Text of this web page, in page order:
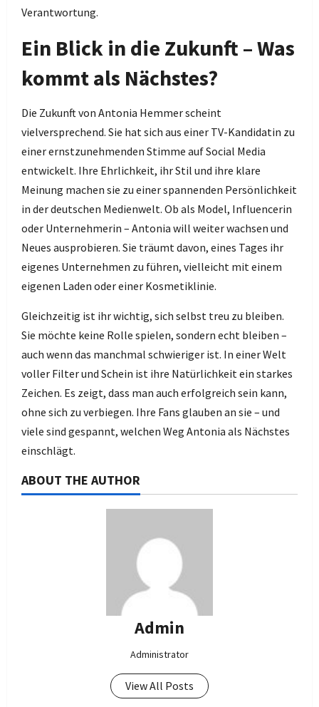
Verantwortung.
Ein Blick in die Zukunft – Was
kommt als Nächstes?
Die Zukunft von Antonia Hemmer scheint
vielversprechend. Sie hat sich aus einer TV-Kandidatin zu
einer ernstzunehmenden Stimme auf Social Media
entwickelt. Ihre Ehrlichkeit, ihr Stil und ihre klare
Meinung machen sie zu einer spannenden Persönlichkeit
in der deutschen Medienwelt. Ob als Model, Influencerin
oder Unternehmerin – Antonia will weiter wachsen und
Neues ausprobieren. Sie träumt davon, eines Tages ihr
eigenes Unternehmen zu führen, vielleicht mit einem
eigenen Laden oder einer Kosmetiklinie.
Gleichzeitig ist ihr wichtig, sich selbst treu zu bleiben.
Sie möchte keine Rolle spielen, sondern echt bleiben –
auch wenn das manchmal schwieriger ist. In einer Welt
voller Filter und Schein ist ihre Natürlichkeit ein starkes
Zeichen. Es zeigt, dass man auch erfolgreich sein kann,
ohne sich zu verbiegen. Ihre Fans glauben an sie – und
viele sind gespannt, welchen Weg Antonia als Nächstes
einschlägt.
ABOUT THE AUTHOR
Admin
Administrator
View All Posts